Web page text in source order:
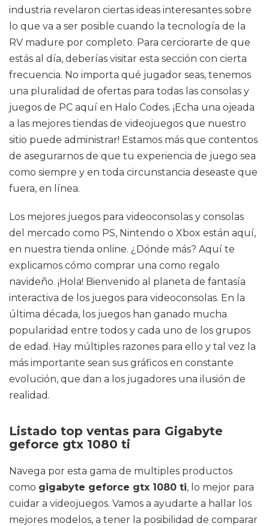
industria revelaron ciertas ideas interesantes sobre
lo que va a ser posible cuando la tecnología de la
RV madure por completo. Para cerciorarte de que
estás al día, deberías visitar esta sección con cierta
frecuencia. No importa qué jugador seas, tenemos
una pluralidad de ofertas para todas las consolas y
juegos de PC aquí en Halo Codes. ¡Echa una ojeada
a las mejores tiendas de videojuegos que nuestro
sitio puede administrar! Estamos más que contentos
de asegurarnos de que tu experiencia de juego sea
como siempre y en toda circunstancia deseaste que
fuera, en línea.
Los mejores juegos para videoconsolas y consolas
del mercado como PS, Nintendo o Xbox están aquí,
en nuestra tienda online. ¿Dónde más? Aquí te
explicamos cómo comprar una como regalo
navideño. ¡Hola! Bienvenido al planeta de fantasía
interactiva de los juegos para videoconsolas. En la
última década, los juegos han ganado mucha
popularidad entre todos y cada uno de los grupos
de edad. Hay múltiples razones para ello y tal vez la
más importante sean sus gráficos en constante
evolución, que dan a los jugadores una ilusión de
realidad.
Listado top ventas para Gigabyte
geforce gtx 1080 ti
Navega por esta gama de multiples productos
como gigabyte geforce gtx 1080 ti, lo mejor para
cuidar a videojuegos. Vamos a ayudarte a hallar los
mejores modelos, a tener la posibilidad de comparar